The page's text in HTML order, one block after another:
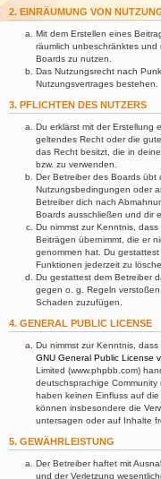
2. EINRÄUMUNG VON
Mit dem Erstellen eines
räumlich unbeschränktes
Boards zu nutzen.
Das Nutzungsrecht nach
Nutzungsvertrages bestehen.
3. PFLICHTEN DES NUTZERS
Du erklärst mit der Erstellung
geltendes Recht oder die
das Recht besitzt, die in
bzw. zu verwenden.
Der Betreiber des Boards übt
Nutzungsbedingungen oder
Betreiber dich nach
Boards ausschließen und dir
Du nimmst zur Kenntnis,
Beiträgen übernimmt, die er
genommen hat. Du
Funktionen jederzeit zu
Du gestattest dem Betreiber
gegen o. g. Regeln
Schaden zuzufügen.
4. GENERAL PUBLIC LICENSE
Du nimmst zur Kenntnis, dass
GNU General Public License
Limited (www.phpbb.com)
deutschsprachige
haben keinen Einfluss auf
können insbesondere die
untersagen oder auf Inhalte
5. GEWÄHRLEISTUNG
Der Betreiber haftet mit
und der Verletzung